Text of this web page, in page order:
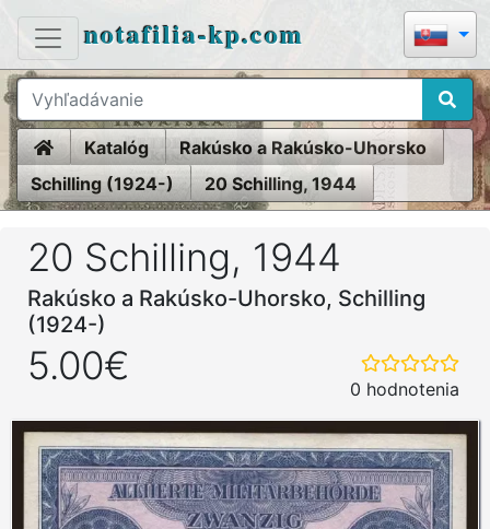
notafilia-kp.com
HomeKatalóg
Rakúsko a Rakúsko-Uhorsko
Schilling (1924-)
20 Schilling, 1944
20 Schilling, 1944
Rakúsko a Rakúsko-Uhorsko, Schilling
(1924-)
5.00€
0 hodnotenia